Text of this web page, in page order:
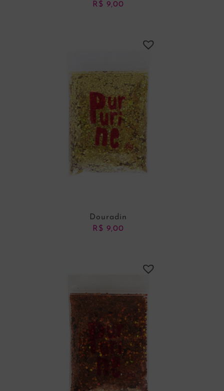
R$ 9,00
Douradin
R$ 9,00